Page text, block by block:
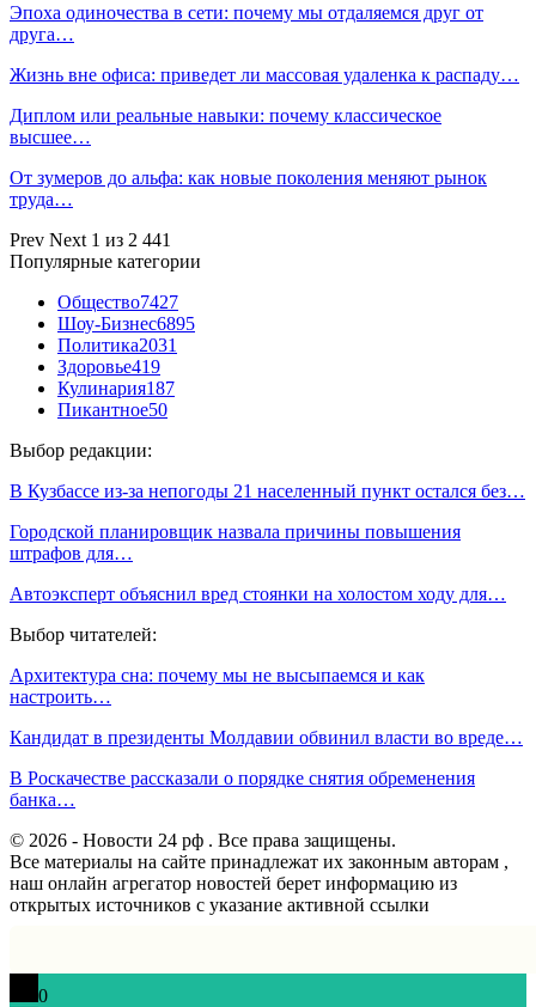
Эпоха одиночества в сети: почему мы отдаляемся друг от
друга…
Жизнь вне офиса: приведет ли массовая удаленка к распаду…
Диплом или реальные навыки: почему классическое
высшее…
От зумеров до альфа: как новые поколения меняют рынок
труда…
Prev Next 1 из 2 441
Популярные категории
Общество7427
Шоу-Бизнес6895
Политика2031
Здоровье419
Кулинария187
Пикантное50
Выбор редакции:
В Кузбассе из-за непогоды 21 населенный пункт остался без…
Городской планировщик назвала причины повышения
штрафов для…
Автоэксперт объяснил вред стоянки на холостом ходу для…
Выбор читателей:
Архитектура сна: почему мы не высыпаемся и как
настроить…
Кандидат в президенты Молдавии обвинил власти во вреде…
В Роскачестве рассказали о порядке снятия обременения
банка…
© 2026 - Новости 24 рф . Все права защищены.
Все материалы на сайте принадлежат их законным авторам ,
наш онлайн агрегатор новостей берет информацию из
открытых источников с указание активной ссылки
0